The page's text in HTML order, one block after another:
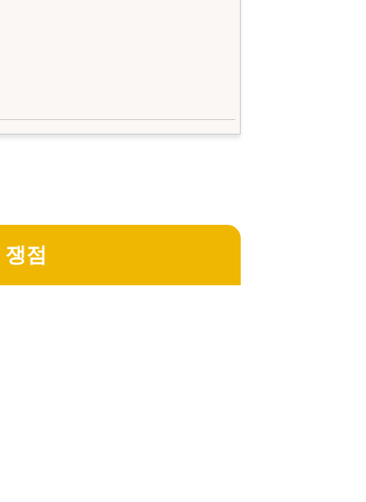
점